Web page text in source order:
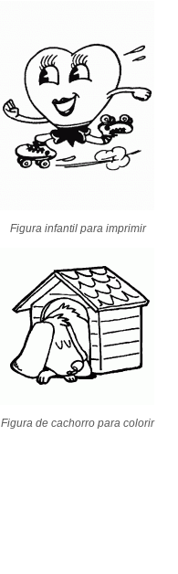
Figura infantil para imprimir
Figura de cachorro para colorir